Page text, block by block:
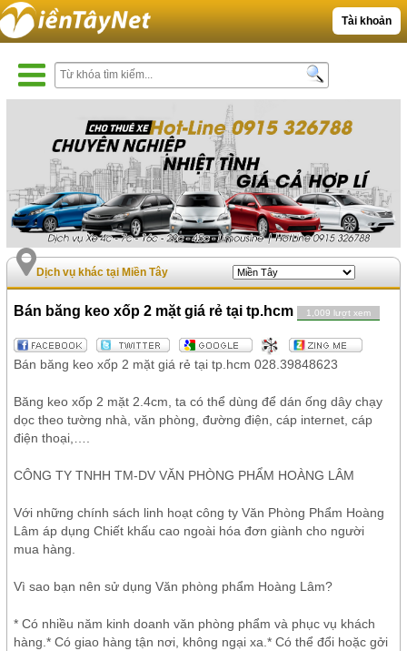
Tài khoản
Dịch vụ khác tại Miền Tây
Bán băng keo xốp 2 mặt giá rẻ tại tp.hcm 1,009 lượt xem
Bán băng keo xốp 2 mặt giá rẻ tại tp.hcm 028.39848623
Băng keo xốp 2 mặt 2.4cm, ta có thể dùng để dán ống dây chạy
dọc theo tường nhà, văn phòng, đường điện, cáp internet, cáp
điện thoại,….
CÔNG TY TNHH TM-DV VĂN PHÒNG PHẨM HOÀNG LÂM
Với những chính sách linh hoạt công ty Văn Phòng Phẩm Hoàng
Lâm áp dụng Chiết khấu cao ngoài hóa đơn giành cho người
mua hàng.
Vì sao bạn nên sử dụng Văn phòng phẩm Hoàng Lâm?
* Có nhiều năm kinh doanh văn phòng phẩm và phục vụ khách
hàng.* Có giao hàng tận nơi, không ngại xa.* Có thể đổi hoặc gởi